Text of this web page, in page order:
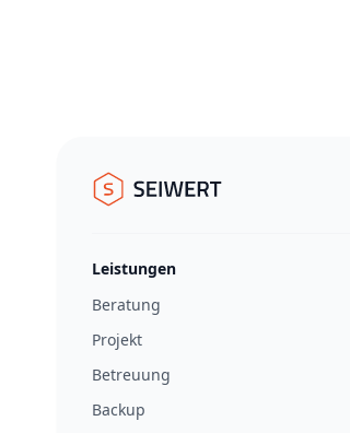
Seiwert GmbH
Leistungen
Beratung
Projekt
Betreuung
Backup